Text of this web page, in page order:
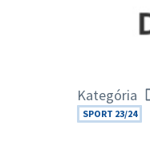
Kategória
SPORT 23/24